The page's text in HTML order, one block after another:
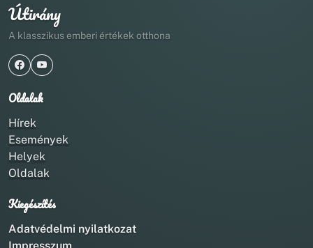
Útirány
A klasszikus emberi értékek otthona
Oldalak
Hírek
Események
Helyek
Oldalak
Kiegészítés
Adatvédelmi nyilatkozat